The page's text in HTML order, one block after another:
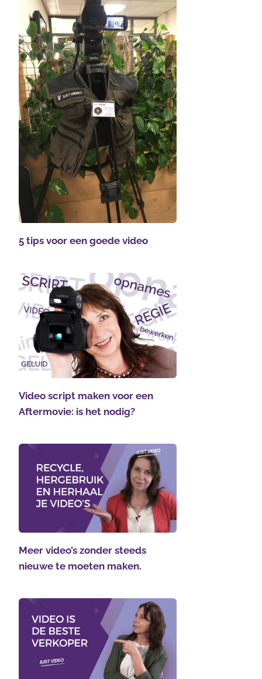
5 tips voor een goede video
Video script maken voor een
Aftermovie: is het nodig?
Meer video’s zonder steeds
nieuwe te moeten maken.